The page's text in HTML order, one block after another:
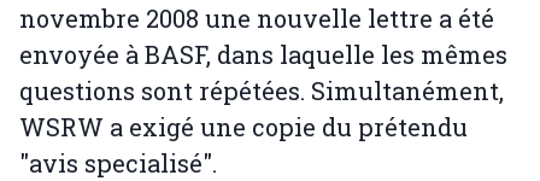
novembre 2008 une nouvelle lettre a été
envoyée à BASF, dans laquelle les mêmes
questions sont répétées. Simultanément,
WSRW a exigé une copie du prétendu
"avis specialisé".